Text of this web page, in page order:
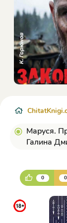
Маруся.
Галина
0 0